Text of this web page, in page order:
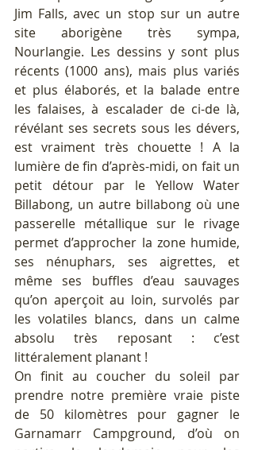
Jim Falls, avec un stop sur un autre
site aborigène très sympa,
Nourlangie. Les dessins y sont plus
récents (1000 ans), mais plus variés
et plus élaborés, et la balade entre
les falaises, à escalader de ci-de là,
révélant ses secrets sous les dévers,
est vraiment très chouette ! A la
lumière de fin d’après-midi, on fait un
petit détour par le Yellow Water
Billabong, un autre billabong où une
passerelle métallique sur le rivage
permet d’approcher la zone humide,
ses nénuphars, ses aigrettes, et
même ses buffles d’eau sauvages
qu’on aperçoit au loin, survolés par
les volatiles blancs, dans un calme
absolu très reposant : c’est
littéralement planant !
On finit au coucher du soleil par
prendre notre première vraie piste
de 50 kilomètres pour gagner le
Garnamarr Campground, d’où on